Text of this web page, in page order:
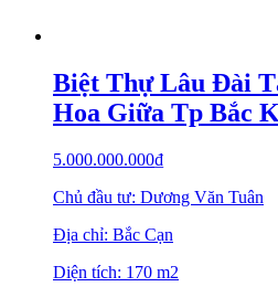
Biệt Thự Lâu Đài
Hoa Giữa Tp Bắc
5.000.000.000₫
Chủ đầu tư: Dương Văn Tuân
Địa chỉ: Bắc Cạn
Diện tích: 170 m2